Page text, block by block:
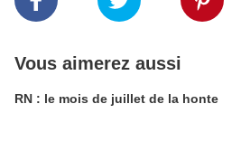
Vous aimerez aussi
RN : le mois de juillet de la honte